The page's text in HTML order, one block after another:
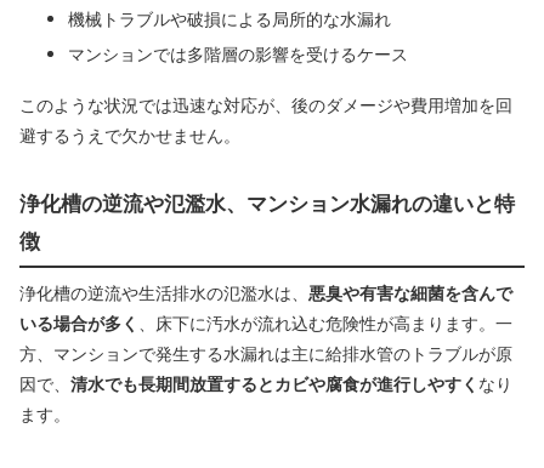
機械トラブルや破損による局所的な水漏れ
マンションでは多階層の影響を受けるケース
このような状況では迅速な対応が、後のダメージや費用増加を回
避するうえで欠かせません。
浄化槽の逆流や氾濫水、マンション水漏れの違いと特
徴
浄化槽の逆流や生活排水の氾濫水は、 悪臭や有害な細菌を含んで
いる場合が多く
、床下に汚水が流れ込む危険性が高まります。一
方、マンションで発生する水漏れは主に給排水管のトラブルが原
因で、 清水でも長期間放置するとカビや腐食が進行しやすく なり
ます。